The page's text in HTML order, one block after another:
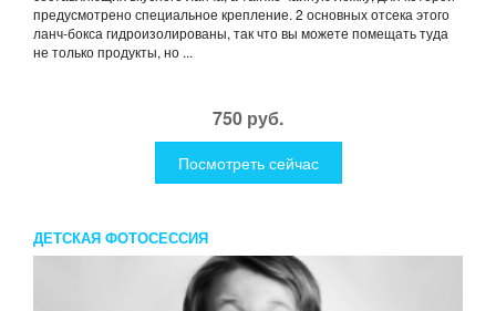
предусмотрено специальное крепление. 2 основных отсека этого
ланч-бокса гидроизолированы, так что вы можете помещать туда
не только продукты, но ...
750 руб.
Посмотреть сейчас
ДЕТСКАЯ ФОТОСЕССИЯ